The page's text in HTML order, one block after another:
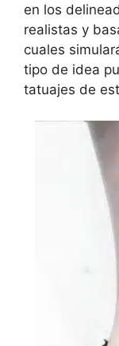
en los
realistas y
cuales
tipo de idea
tatuajes de